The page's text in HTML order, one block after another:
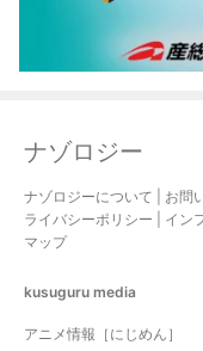
ナゾロジー
ナゾロジーについて お問
ライバシーポリシー
イン
マップ
kusuguru media
アニメ情報［にじめん］